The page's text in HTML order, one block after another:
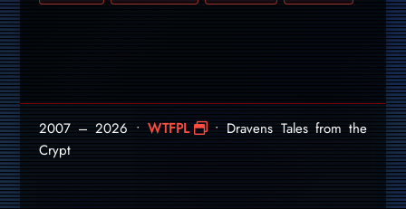
2007 – 2026 •WTFPL
• Dravens Tales from the
Crypt